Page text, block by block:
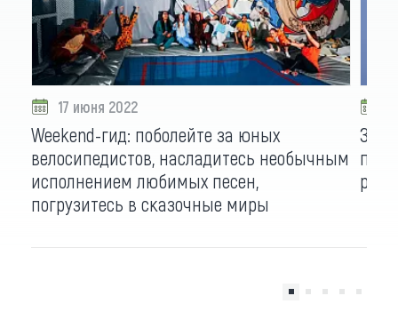
17 июня 2022
Weekend-гид: поболейте за юных
велосипедистов, насладитесь необычным
исполнением любимых песен,
погрузитесь в сказочные миры